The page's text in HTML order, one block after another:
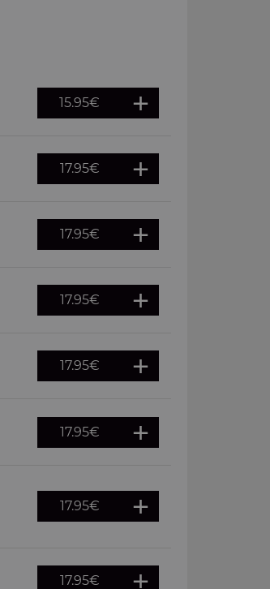
15.95€
17.95€
17.95€
17.95€
17.95€
17.95€
17.95€
17.95€